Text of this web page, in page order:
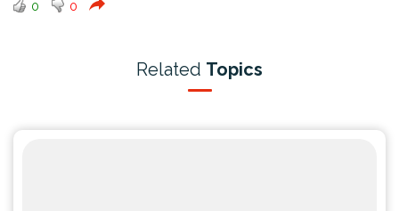
0 0
Related Topics